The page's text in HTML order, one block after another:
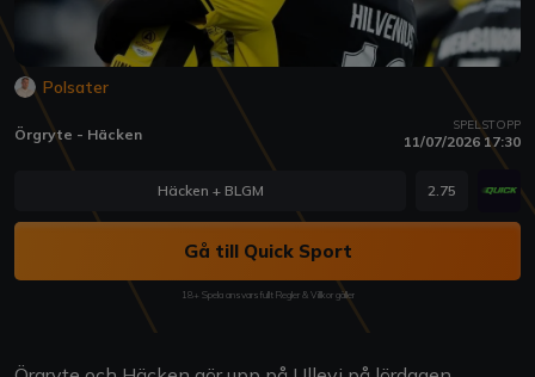
Polsater
Örgryte - Häcken SPELSTOPP
11/07/2026 17:30
Häcken + BLGM 2.75
Gå till Quick Sport
18+ Spela ansvarsfullt Regler & Villkor gäller